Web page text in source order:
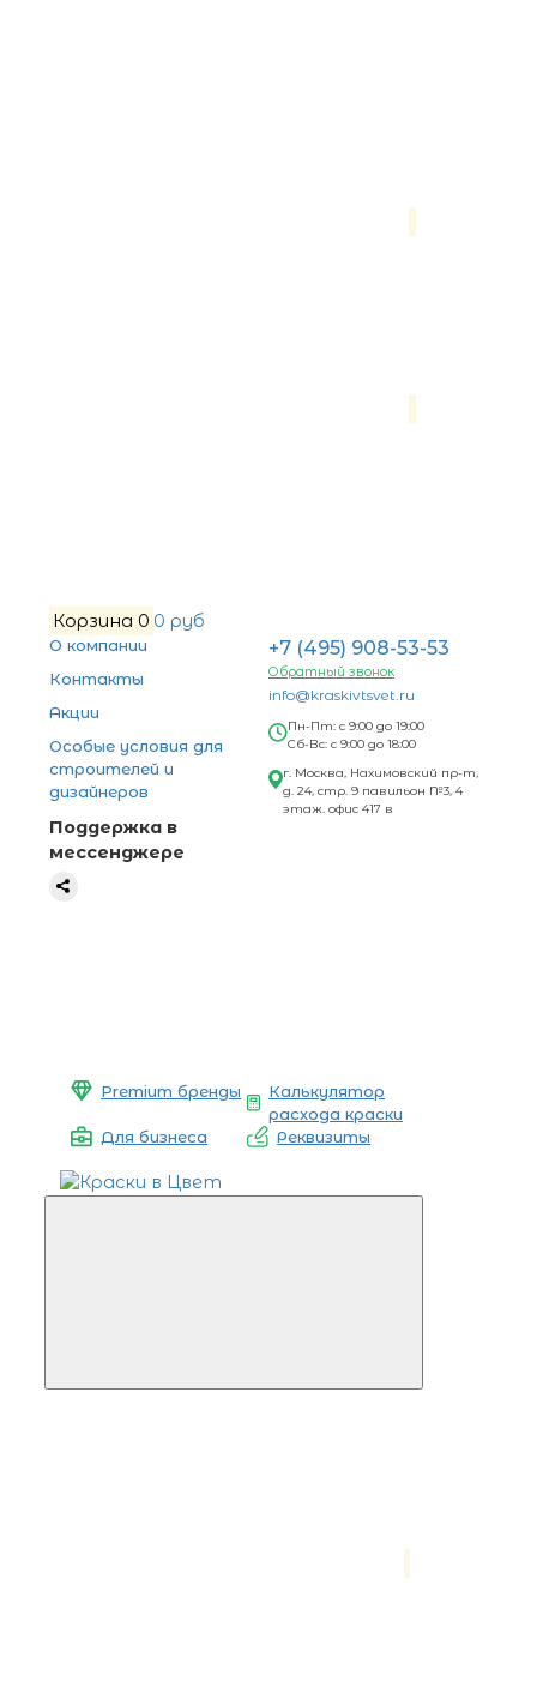
Корзина 0 0 руб
О компании
Контакты
Акции
Особые условия для
строителей и
дизайнеров
Поддержка в
мессенджере
+7 (495) 908-53-53
Обратный звонок
info@kraskivtsvet.ru
Пн-Пт: с 9:00 до 19:00
Сб-Вс: с 9:00 до 18:00
г. Москва, Нахимовский пр-т,
д. 24, стр. 9 павильон №3, 4
этаж. офис 417 в
Premium бренды
Калькулятор
расхода краски
Для бизнеса
Реквизиты